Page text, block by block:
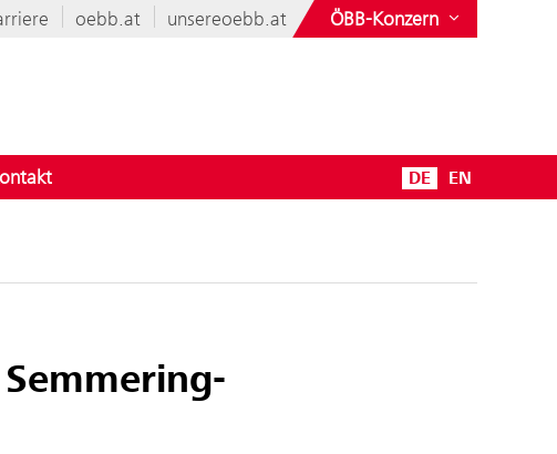
oebb.at unsereoebb.at ÖBB-Konzern
DE EN